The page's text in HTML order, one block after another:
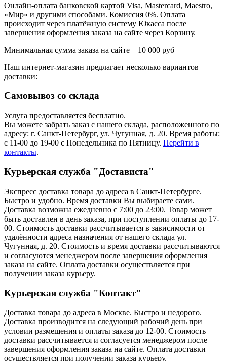
Онлайн-оплата банковской картой Visa, Mastercard, Maestro,
«Мир» и другими способами. Комиссия 0%. Оплата
происходит через платёжную систему Юкасса после
завершения оформления заказа на сайте через Корзину.
Минимальная сумма заказа на сайте – 10 000 руб
Наш интернет-магазин предлагает несколько вариантов
доставки:
Самовывоз со склада
Услуга предоставляется бесплатно.
Вы можете забрать заказ с нашего склада, расположенного по
адресу: г. Санкт-Петербург, ул. Чугунная, д. 20. Время работы:
с 11-00 до 19-00 с Понедельника по Пятницу. Перейти в
контакты.
Курьерская служба "Достависта"
Экспресс доставка товара до адреса в Санкт-Петербурге.
Быстро и удобно. Время доставки Вы выбираете сами.
Доставка возможна ежедневно с 7:00 до 23:00. Товар может
быть доставлен в день заказа, при поступлении оплаты до 17-
00. Стоимость доставки рассчитывается в зависимости от
удалённости адреса назначения от нашего склада ул.
Чугунная, д. 20. Стоимость и время доставки рассчитываются
и согласуются менеджером после завершения оформления
заказа на сайте. Оплата доставки осуществляется при
получении заказа курьеру.
Курьерская служба "Контакт"
Доставка товара до адреса в Москве. Быстро и недорого.
Доставка производится на следующий рабочий день при
условии размещения и оплаты заказа до 12-00. Стоимость
доставки рассчитывается и согласуется менеджером после
завершения оформления заказа на сайте. Оплата доставки
осуществляется при получении заказа курьеру.